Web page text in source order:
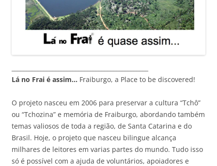
Lá no Frai é assim… Fraiburgo, a Place to be discovered!
O projeto nasceu em 2006 para preservar a cultura “Tchô”
ou “Tchozina” e memória de Fraiburgo, abordando também
temas valiosos de toda a região, de Santa Catarina e do
Brasil. Hoje, o projeto que nasceu bilingue alcança
milhares de leitores em varias partes do mundo. Tudo isso
só é possível com a ajuda de voluntários, apoiadores e